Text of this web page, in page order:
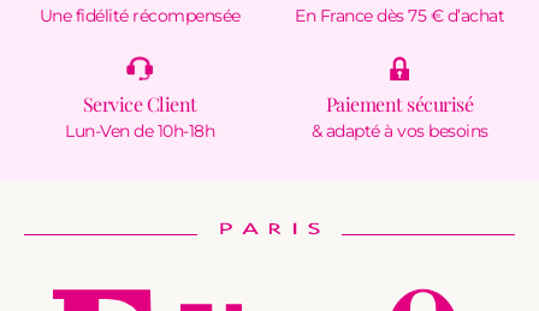
Une fidélité récompensée En France dès 75 € d’achat
Service Client
Lun-Ven de 10h-18h
Paiement sécurisé
& adapté à vos besoins